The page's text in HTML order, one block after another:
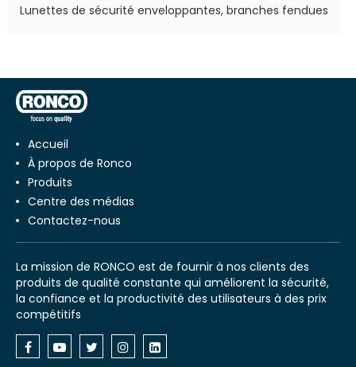
Lunettes de sécurité enveloppantes, branches fendues
Accueil
À propos de Ronco
Produits
Centre des médias
Contactez-nous
La mission de RONCO est de fournir à nos clients des
produits de qualité constante qui améliorent la sécurité,
la confiance et la productivité des utilisateurs à des prix
compétitifs